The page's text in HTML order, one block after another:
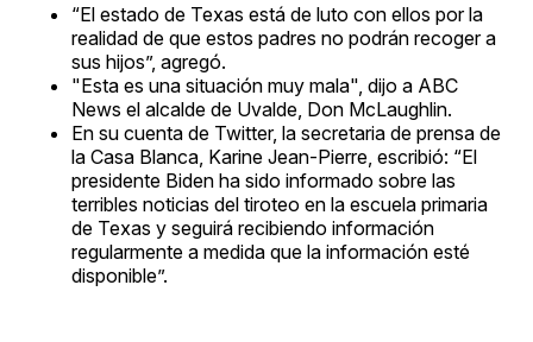
“El estado de Texas está de luto con ellos por la
realidad de que estos padres no podrán recoger a
sus hijos”, agregó.
"Esta es una situación muy mala", dijo a ABC
News el alcalde de Uvalde, Don McLaughlin.
En su cuenta de Twitter, la secretaria de prensa de
la Casa Blanca, Karine Jean-Pierre, escribió: “El
presidente Biden ha sido informado sobre las
terribles noticias del tiroteo en la escuela primaria
de Texas y seguirá recibiendo información
regularmente a medida que la información esté
disponible”.